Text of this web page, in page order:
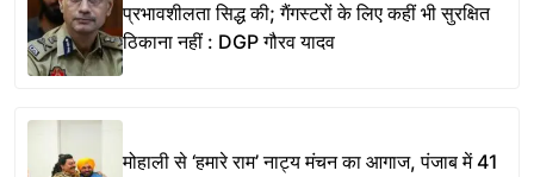
प्रभावशीलता सिद्ध की; गैंगस्टरों के लिए कहीं भी सुरक्षित
ठिकाना नहीं : DGP गौरव यादव
मोहाली से ‘हमारे राम’ नाट्य मंचन का आगाज, पंजाब में 41